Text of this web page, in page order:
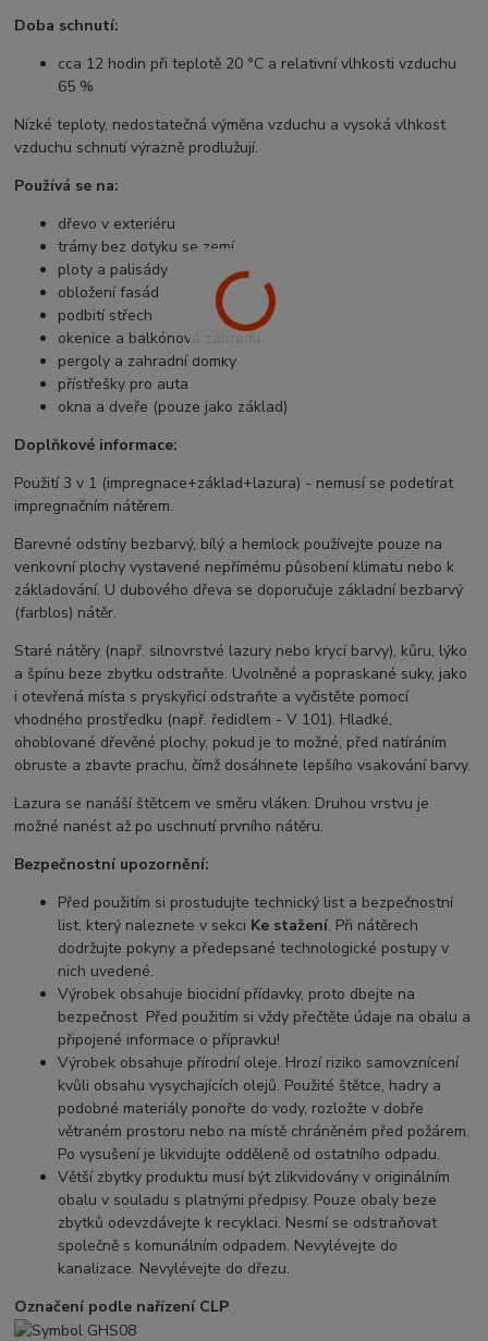
Doba schnutí:
cca 12 hodin při teplotě 20 °C a relativní vlhkosti vzduchu
65 %
Nízké teploty, nedostatečná výměna vzduchu a vysoká vlhkost
vzduchu schnutí výrazně prodlužují.
Používá se na:
dřevo v exteriéru
trámy bez dotyku se zemí
ploty a palisády
obložení fasád
podbití střech
okenice a balkónová zábradlí
pergoly a zahradní domky
přístřešky pro auta
okna a dveře (pouze jako základ)
Doplňkové informace:
Použití 3 v 1 (impregnace+základ+lazura) - nemusí se podetírat
impregnačním nátěrem.
Barevné odstíny bezbarvý, bílý a hemlock používejte pouze na
venkovní plochy vystavené nepřímému působení klimatu nebo k
základování. U dubového dřeva se doporučuje základní bezbarvý
(farblos) nátěr.
Staré nátěry (např. silnovrstvé lazury nebo krycí barvy), kůru, lýko
a špínu beze zbytku odstraňte. Uvolněné a popraskané suky, jako
i otevřená místa s pryskyřicí odstraňte a vyčistěte pomocí
vhodného prostředku (např. ředidlem - V 101). Hladké,
ohoblované dřevěné plochy, pokud je to možné, před natíráním
obruste a zbavte prachu, čímž dosáhnete lepšího vsakování barvy.
Lazura se nanáší štětcem ve směru vláken. Druhou vrstvu je
možné nanést až po uschnutí prvního nátěru.
Bezpečnostní upozornění:
Před použitím si prostudujte technický list a bezpečnostní
list, který naleznete v sekci Ke stažení. Při nátěrech
dodržujte pokyny a předepsané technologické postupy v
nich uvedené.
Výrobek obsahuje biocidní přídavky, proto dbejte na
bezpečnost Před použitím si vždy přečtěte údaje na obalu a
připojené informace o přípravku!
Výrobek obsahuje přírodní oleje. Hrozí riziko samovznícení
kvůli obsahu vysychajících olejů. Použité štětce, hadry a
podobné materiály ponořte do vody, rozložte v dobře
větraném prostoru nebo na místě chráněném před požárem.
Po vysušení je likvidujte odděleně od ostatního odpadu.
Větší zbytky produktu musí být zlikvidovány v originálním
obalu v souladu s platnými předpisy. Pouze obaly beze
zbytků odevzdávejte k recyklaci. Nesmí se odstraňovat
společně s komunálním odpadem. Nevylévejte do
kanalizace. Nevylévejte do dřezu.
Označení podle nařízení CLP